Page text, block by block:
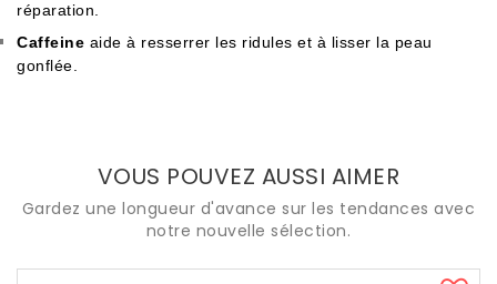
réparation.
Caffeine aide à resserrer les ridules et à lisser la peau
gonflée.
VOUS POUVEZ AUSSI AIMER
Gardez une longueur d'avance sur les tendances avec
notre nouvelle sélection.